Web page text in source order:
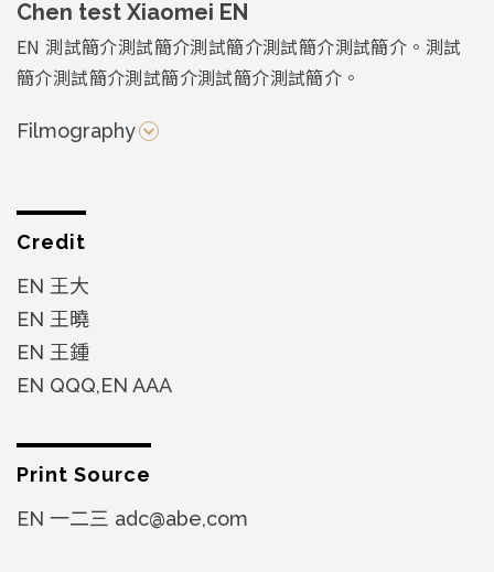
Chen test Xiaomei EN
EN 測試簡介測試簡介測試簡介測試簡介測試簡介。測試
簡介測試簡介測試簡介測試簡介測試簡介。
Filmography
Credit
EN 王大
EN 王曉
EN 王鍾
EN QQQ,EN AAA
Print Source
EN 一二三 adc@abe,com